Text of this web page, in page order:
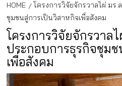
HOME
โครงการวิจัยจักรวาลไผ่ ม
ชุมชนสู่การเป็นวิสาหกิจเพื่อสังคม
โครงการวิจัยจักรวา
ประกอบการธุรกิจชุม
เพื่อสังคม